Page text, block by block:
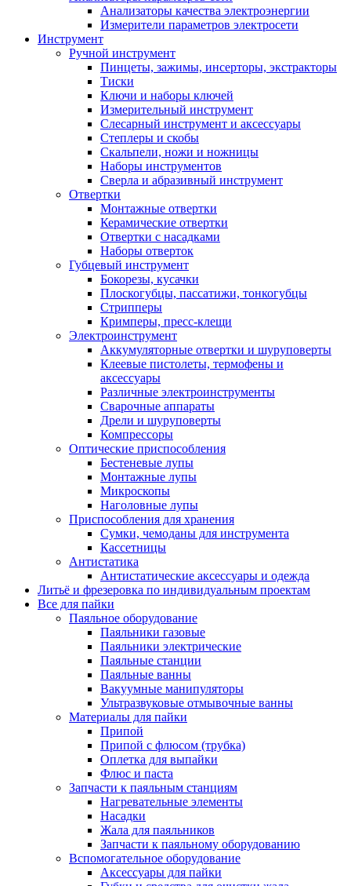
Анализаторы качества электроэнергии
Измерители параметров электросети
Инструмент
Ручной инструмент
Пинцеты, зажимы, инсерторы, экстракторы
Тиски
Ключи и наборы ключей
Измерительный инструмент
Слесарный инструмент и аксессуары
Степлеры и скобы
Скальпели, ножи и ножницы
Наборы инструментов
Сверла и абразивный инструмент
Отвертки
Монтажные отвертки
Керамические отвертки
Отвертки с насадками
Наборы отверток
Губцевый инструмент
Бокорезы, кусачки
Плоскогубцы, пассатижи, тонкогубцы
Стрипперы
Кримперы, пресс-клещи
Электроинструмент
Аккумуляторные отвертки и шуруповерты
Клеевые пистолеты, термофены и
аксессуары
Различные электроинструменты
Сварочные аппараты
Дрели и шуруповерты
Компрессоры
Оптические приспособления
Бестеневые лупы
Монтажные лупы
Микроскопы
Наголовные лупы
Приспособления для хранения
Сумки, чемоданы для инструмента
Кассетницы
Антистатика
Антистатические аксессуары и одежда
Литьё и фрезеровка по индивидуальным проектам
Все для пайки
Паяльное оборудование
Паяльники газовые
Паяльники электрические
Паяльные станции
Паяльные ванны
Вакуумные манипуляторы
Ультразвуковые отмывочные ванны
Материалы для пайки
Припой
Припой с флюсом (трубка)
Оплетка для выпайки
Флюс и паста
Запчасти к паяльным станциям
Нагревательные элементы
Насадки
Жала для паяльников
Запчасти к паяльному оборудованию
Вспомогательное оборудование
Аксессуары для пайки